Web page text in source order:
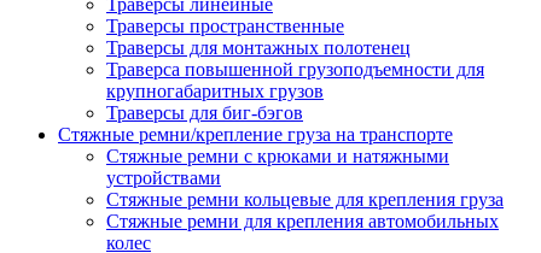
Траверсы линейные
Траверсы пространственные
Траверсы для монтажных полотенец
Траверса повышенной грузоподъемности для
крупногабаритных грузов
Траверсы для биг-бэгов
Стяжные ремни/крепление груза на транспорте
Стяжные ремни с крюками и натяжными
устройствами
Стяжные ремни кольцевые для крепления груза
Стяжные ремни для крепления автомобильных
колес